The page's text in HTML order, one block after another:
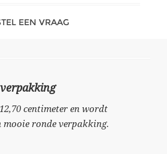
EEN VRAAG
centimeter en wordt
mooie ronde verpakking.